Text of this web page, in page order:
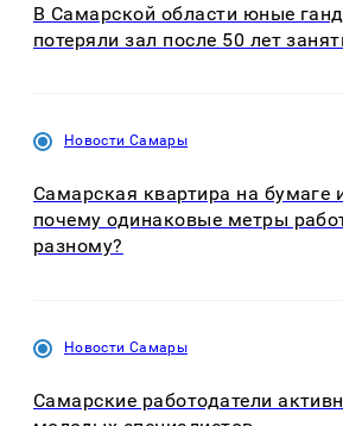
В Самарской области юные
потеряли зал после 50 лет
Новости Самары
Самарская квартира на бумаге
почему одинаковые метры
разному?
Новости Самары
Самарские работодатели